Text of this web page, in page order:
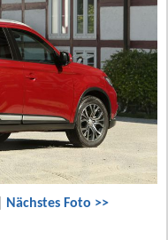
Nächstes Foto >>